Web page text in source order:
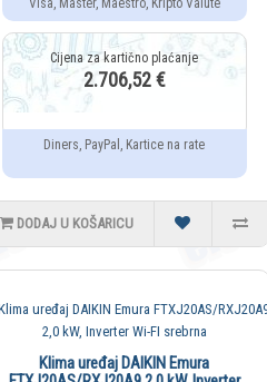
Visa, Master, Maestro, Kripto Valute
2.706,52 €
Diners, PayPal, Kartice na rate
DODAJ U KOŠARICU
Klima uređaj DAIKIN Emura